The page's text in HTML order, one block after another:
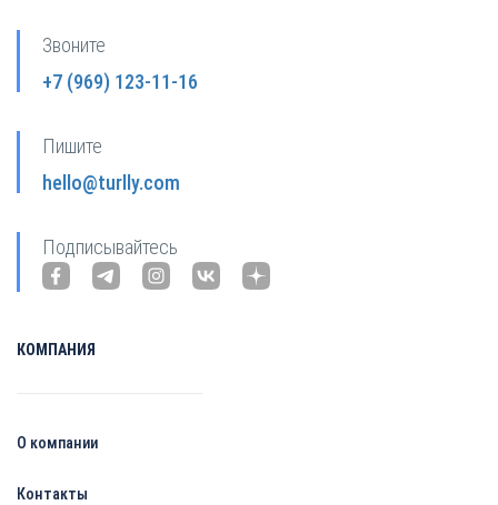
Звоните
+7 (969) 123-11-16
Пишите
hello@turlly.com
Подписывайтесь
КОМПАНИЯ
О компании
Контакты